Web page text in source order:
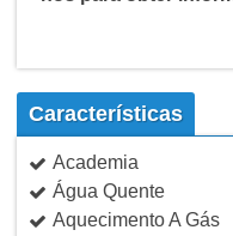
Características
Academia
Água Quente
Aquecimento A Gás